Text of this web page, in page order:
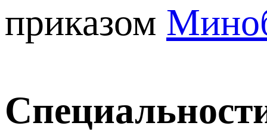
приказом